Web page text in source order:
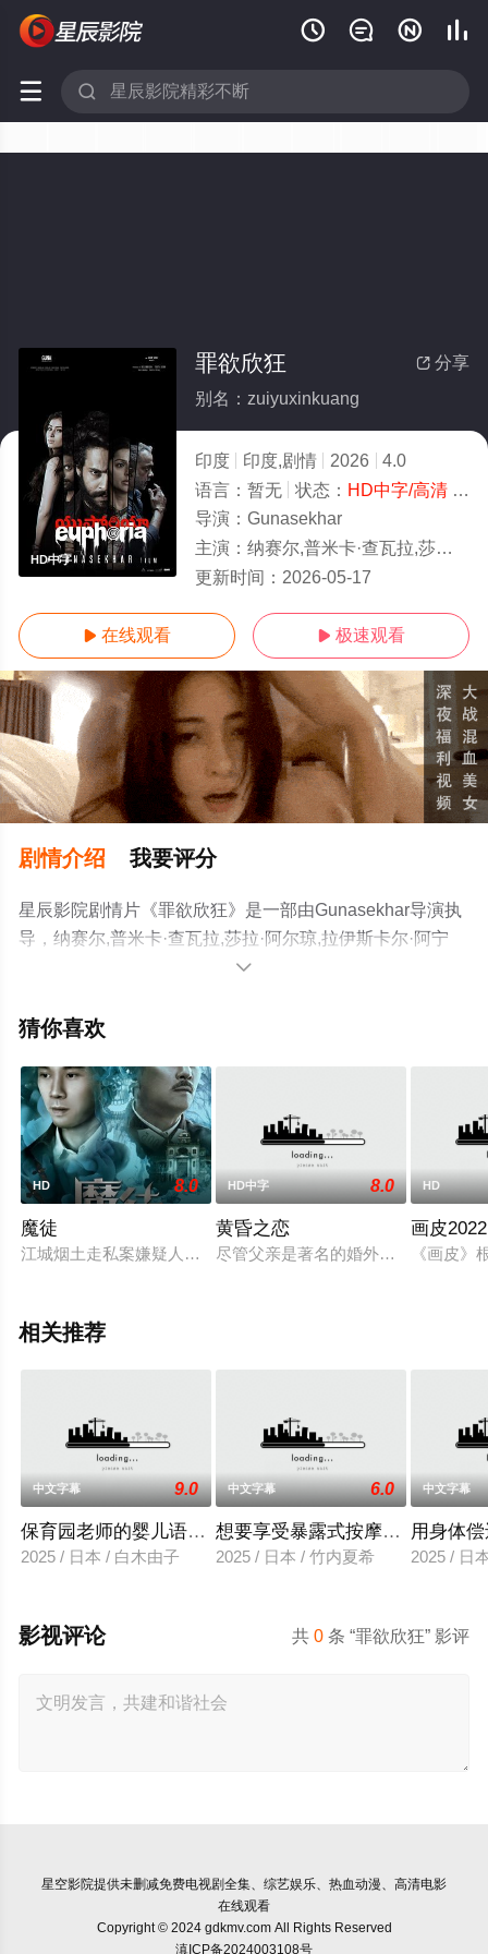
   
 
HD中字
 分享
罪欲欣狂
别名：zuiyuxinkuang
印度 印度,剧情 2026
4.0
语言： 暂无 状态： HD中字/高清- 免费在线观看
导演： Gunasekhar
主演： 纳赛尔,普米卡·查瓦拉,莎拉·阿尔琼,拉伊斯卡尔·阿宁吉,Keshav·Deepak,Gautham·Vasude
更新时间： 2026-05-17
 在线观看  极速观看
剧情介绍 我要评分
星辰影院剧情片《罪欲欣狂》是一部由Gunasekhar导演执
导，纳赛尔,普米卡·查瓦拉,莎拉·阿尔琼,拉伊斯卡尔·阿宁
吉
整版电影大全就上星辰影视，更多相关信息可移步至豆瓣

猜你喜欢
HD 8.0
魔徒
江城烟土走私案嫌疑人疯狗在家被杀，神探陈永仁与徒弟韩天
HD中字 8.0
黄昏之恋
尽管父亲是著名的婚外情调查专家，
HD
画皮2022
《画皮》
相关推荐
中文字幕 9.0
保育园老师的婴儿语让人超兴奋
2025 / 日本 / 白木由子
中文字幕 6.0
想要享受暴露式按摩的已婚女子
2025 / 日本 / 竹内夏希
中文字幕
用身体
2025 / 日
共0 条 “罪欲欣狂” 影评
影视评论
星空影院提供未删减免费电视剧全集、综艺娱乐、热血动漫、高清电影
在线观看
Copyright © 2024 gdkmv.com All Rights Reserved
滇ICP备2024003108号